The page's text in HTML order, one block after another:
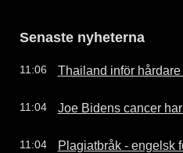
Senaste nyheterna
11:06 Thailand inför
11:04 Joe Bidens cancer
11:04 Plagiatbråk - engelsk